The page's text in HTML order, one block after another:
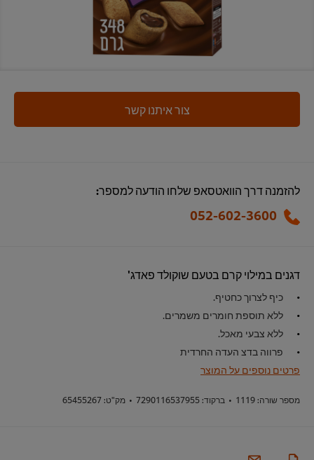
דגנים במילוי קרם בטעם שוקולד פאדג'
כיף לצרוך כחטיף.
ללא תוספת חומרים משמרים.
ללא צבעי מאכל.
פרווה בדצ העדה החרדית
פרטים נוספים על המוצר
מספר שורה: • ברקוד: • מק"ט:
צור איתנו קשר
להזמנה דרך הוואטסאפ שלחו הודעה למספר:
052-602-3600